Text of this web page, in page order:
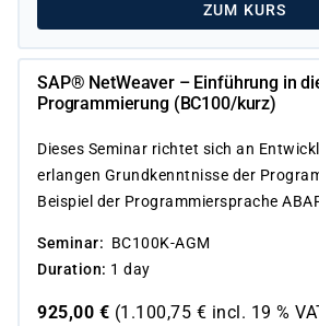
ZUM KURS
SAP® NetWeaver – Einführung in
Programmierung (BC100/kurz)
Dieses Seminar richtet sich an
erlangen Grundkenntnisse der
Beispiel der Programmiersprache
Seminar
BC100K-AGM
Duration
1 day
925,00 € (1.100,75 € incl. 19 %